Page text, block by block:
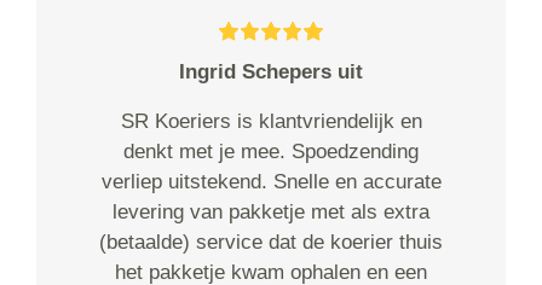
Ingrid Schepers uit
SR Koeriers is klantvriendelijk en
denkt met je mee. Spoedzending
verliep uitstekend. Snelle en accurate
levering van pakketje met als extra
(betaalde) service dat de koerier thuis
het pakketje kwam ophalen en een